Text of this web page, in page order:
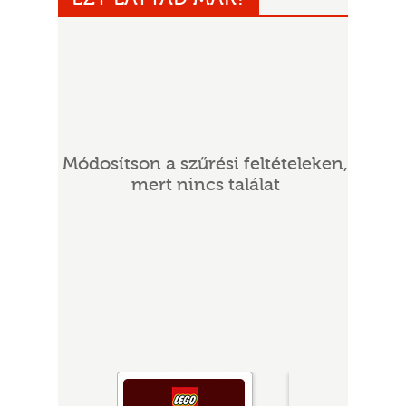
Módosítson a szűrési feltételeken,
mert nincs találat